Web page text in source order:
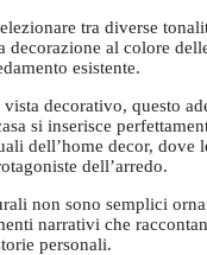
tra diverse
decorazione al colore
esistente.
decorativo, questo
si inserisce
dell’home decor, dove
dell’arredo.
non sono semplici
narrativi che
personali.